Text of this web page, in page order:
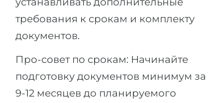
требования к срокам и комплекту
документов.
Про-совет по срокам: Начинайте
подготовку документов минимум за
9-12 месяцев до планируемого